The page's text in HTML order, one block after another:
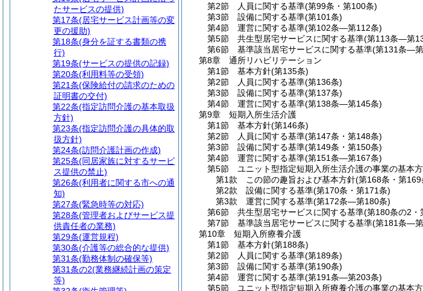
第2節
人員に関する基準(第99条・第100条)
第3節
設備に関する基準(第101条)
第4節
運営に関する基準(第102条―第112条)
第5節
共生型居宅サービスに関する基準(第113条―第
第6節
基準該当居宅サービスに関する基準(第131条―
第8章
通所リハビリテーション
第1節
基本方針(第135条)
第2節
人員に関する基準(第136条)
第3節
設備に関する基準(第137条)
第4節
運営に関する基準(第138条―第145条)
第9章
短期入所生活介護
第1節
基本方針(第146条)
第2節
人員に関する基準(第147条・第148条)
第3節
設備に関する基準(第149条・第150条)
第4節
運営に関する基準(第151条―第167条)
第5節
ユニット型指定短期入所生活介護の事業の基本
第1款
この節の趣旨および基本方針(第168条・第169
第2款
設備に関する基準(第170条・第171条)
第3款
運営に関する基準(第172条―第180条)
第6節
共生型居宅サービスに関する基準(第180条の2・
第7節
基準該当居宅サービスに関する基準(第181条―
第10章
短期入所療養介護
第1節
基本方針(第188条)
第2節
人員に関する基準(第189条)
第3節
設備に関する基準(第190条)
第4節
運営に関する基準(第191条―第203条)
第5節
ユニット型指定短期入所療養介護の事業の基本
たサービスの提供)
第17条(居宅サービス計画等の変
更の援助)
第18条(身分を証する書類の携
行)
第19条(サービスの提供の記録)
第20条(利用料等の受領)
第21条(保険給付の請求のための
証明書の交付)
第22条(指定訪問介護の基本取扱
方針)
第23条(指定訪問介護の具体的取
扱方針)
第24条(訪問介護計画の作成)
第25条(同居家族に対するサービ
ス提供の禁止)
第26条(利用者に関する市への通
知)
第27条(緊急時等の対応)
第28条(管理者およびサービス提
供責任者の業務)
第29条(運営規程)
第30条(介護等の総合的な提供)
第31条(勤務体制の確保等)
第31条の2(業務継続計画の策定
等)